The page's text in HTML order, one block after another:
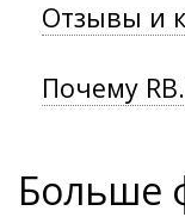
Отзывы и
Почему
Больше